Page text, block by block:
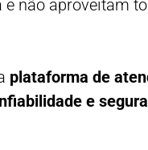
não aproveitam
plataforma de
e